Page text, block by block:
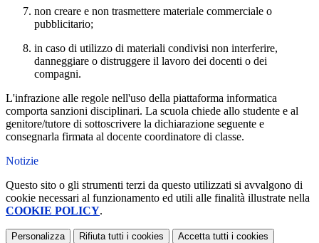
non creare e non trasmettere materiale commerciale o
pubblicitario;
in caso di utilizzo di materiali condivisi non interferire,
danneggiare o distruggere il lavoro dei docenti o dei
compagni.
L'infrazione alle regole nell'uso della piattaforma informatica
comporta sanzioni disciplinari. La scuola chiede allo studente e al
genitore/tutore di sottoscrivere la dichiarazione seguente e
consegnarla firmata al docente coordinatore di classe.
Notizie
Questo sito o gli strumenti terzi da questo utilizzati si avvalgono di
cookie necessari al funzionamento ed utili alle finalità illustrate nella
COOKIE POLICY.
Personalizza Rifiuta tutti i cookies Accetta tutti i cookies